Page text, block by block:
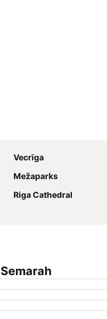
Vecrīga
Mežaparks
Riga Cathedral